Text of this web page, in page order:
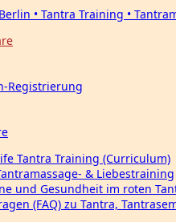
Registrierung
Tantra Training (Curriculum)
& Liebestraining
und Gesundheit im roten
(FAQ) zu Tantra,